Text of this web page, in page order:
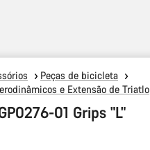
Peças de bicicleta
e Extensão de Triatlo
01 Grips "L"